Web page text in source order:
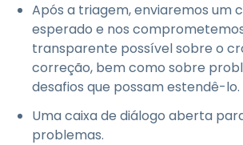
Após a triagem, enviaremos um
esperado e nos
transparente possível sobre o
correção, bem como sobre
desafios que possam estendê-lo.
Uma caixa de diálogo aberta
problemas.